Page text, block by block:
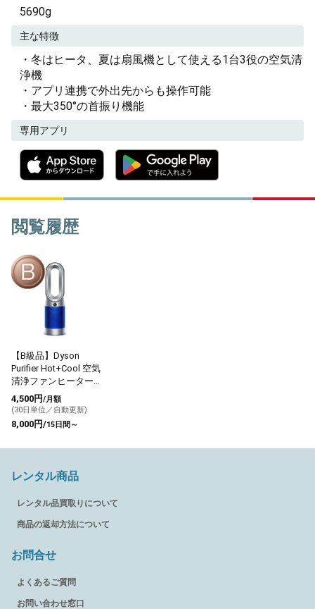
5690g
主な特徴
・冬はヒータ、夏は扇風機として使える1台3役の空気清
浄機
・アプリ連携で外出先からも操作可能
・最大350°の首振り機能
専用アプリ
閲覧履歴
【B級品】Dyson
Purifier Hot+Cool 空気
清浄ファンヒーター
（HP07）
4,500円/月額
(30日単位／自動更新)
8,000円/15日間～
レンタル商品
レンタル品買取りについて
商品の返却方法について
お問合せ
よくあるご質問
お問い合わせ窓口